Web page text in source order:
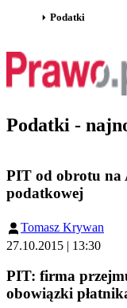
Podatki
Podatki -
PIT od obrotu na
podatkowej
Tomasz Krywan
27.10.2015 | 13:30
PIT: firma
obowiązki